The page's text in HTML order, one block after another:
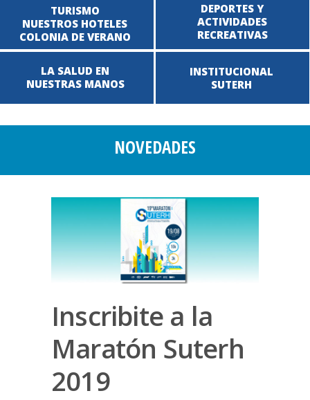
TURISMO
NUESTROS HOTELES
COLONIA DE VERANO
DEPORTES Y
ACTIVIDADES
RECREATIVAS
LA SALUD EN
NUESTRAS MANOS
INSTITUCIONAL
SUTERH
NOVEDADES
Inscribite a la
Maratón Suterh
2019